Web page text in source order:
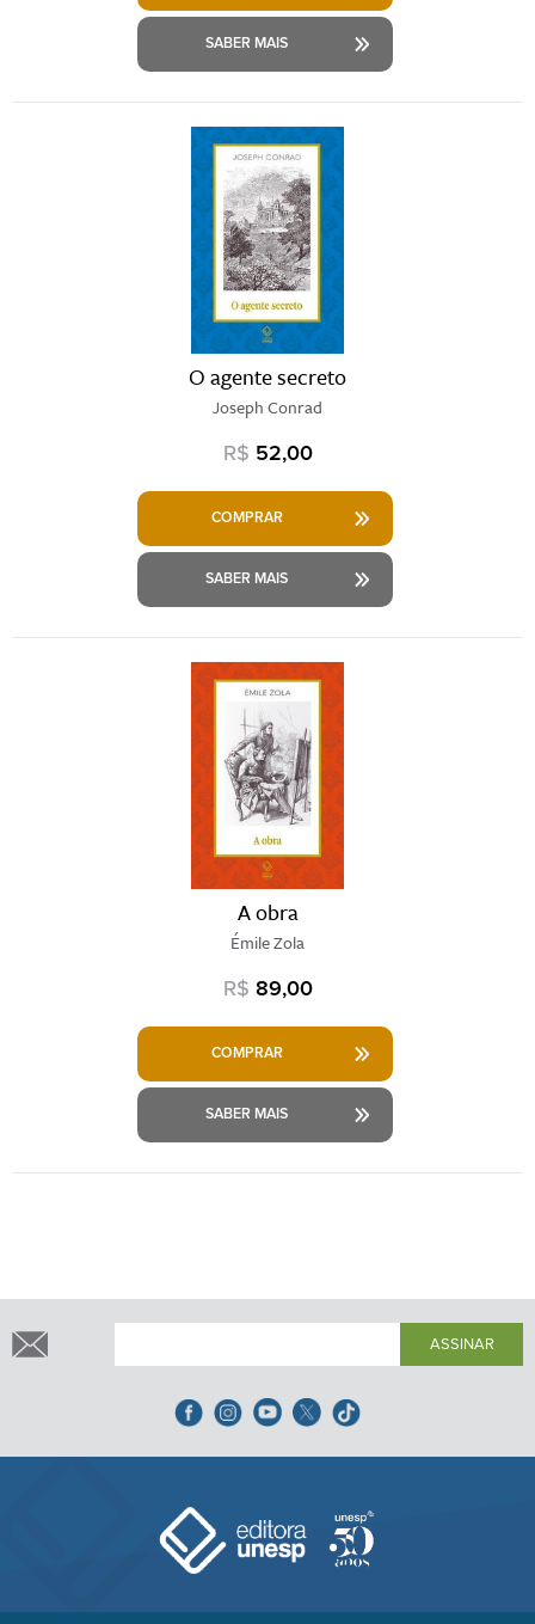
SABER MAIS
O agente secreto
Joseph Conrad
R$ 52,00
COMPRAR
SABER MAIS
A obra
Émile Zola
R$ 89,00
COMPRAR
SABER MAIS
ASSINAR